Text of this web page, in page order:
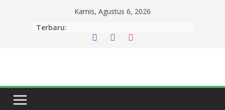
Kamis, Agustus 6, 2026
Terbaru: